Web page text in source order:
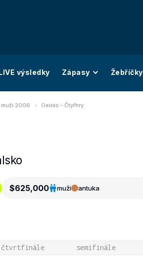
výsledky Zápasy Žebříčky
muži 2006 Oeiras - Čtyřhry
$625,000 muži antuka
čtvrtfinále semifinále